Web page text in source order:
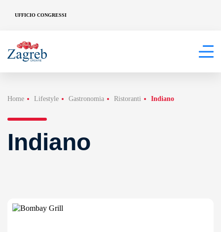
UFFICIO CONGRESSI
Home Lifestyle Gastronomia Ristoranti Indiano
Indiano